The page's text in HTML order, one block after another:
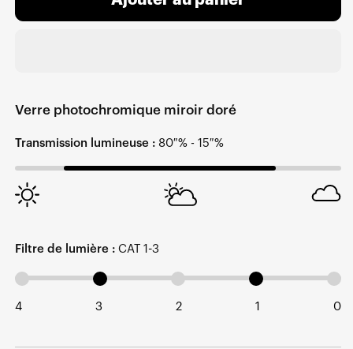
Verre photochromique miroir doré
Transmission lumineuse : 80 % - 15 %
Filtre de lumière : CAT 1-3
4 3 2 1 0